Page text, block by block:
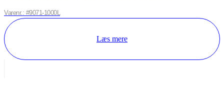
Varenr.: #9071-1000L
Læs mere